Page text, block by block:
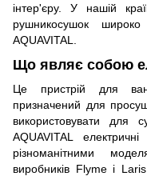
інтер'єру. У нашій
рушникосушок широко
AQUAVITAL.
Що являє собою
Це пристрій для
призначений для
використовувати для
AQUAVITAL
різноманітними
виробників Flyme і